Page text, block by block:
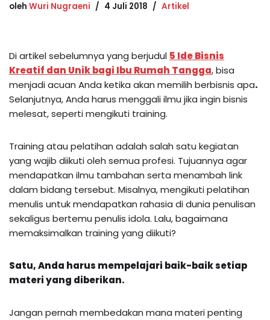
oleh Wuri Nugraeni 4 Juli 2018 Artikel
Di artikel sebelumnya yang berjudul 5 Ide Bisnis
Kreatif dan Unik bagi Ibu Rumah Tangga, bisa
menjadi acuan Anda ketika akan memilih berbisnis apa.
Selanjutnya, Anda harus menggali ilmu jika ingin bisnis
melesat, seperti mengikuti training.
Training atau pelatihan adalah salah satu kegiatan
yang wajib diikuti oleh semua profesi. Tujuannya agar
mendapatkan ilmu tambahan serta menambah link
dalam bidang tersebut. Misalnya, mengikuti pelatihan
menulis untuk mendapatkan rahasia di dunia penulisan
sekaligus bertemu penulis idola. Lalu, bagaimana
memaksimalkan training yang diikuti?
Satu, Anda harus mempelajari baik-baik setiap
materi yang diberikan.
Jangan pernah membedakan mana materi penting